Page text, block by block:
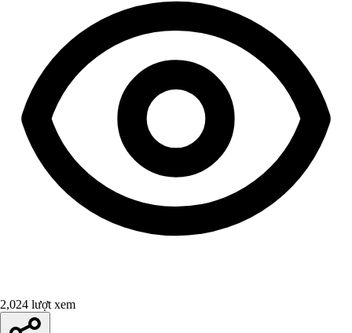
2,024 lượt xem